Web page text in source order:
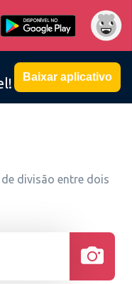
Baixar aplicativo
divisão entre dois